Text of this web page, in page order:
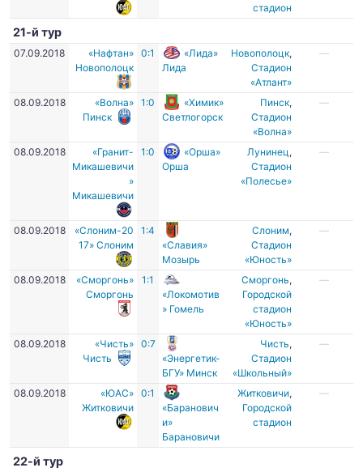
стадион
21-й тур
07.09.2018
«Нафтан»
Новополоцк
0:1
«Лида»
Лида
Новополоцк,
Стадион
«Атлант»
—
08.09.2018
«Волна»
Пинск
1:0
«Химик»
Светлогорск
Пинск,
Стадион
«Волна»
—
08.09.2018
«Гранит-
Микашевичи
»
Микашевичи
1:0
«Орша»
Орша
Лунинец ,
Стадион
«Полесье»
—
08.09.2018
«Слоним-20
17» Слоним
1:4
«Славия»
Мозырь
Слоним,
Стадион
«Юность»
—
08.09.2018
«Сморгонь»
Сморгонь
1:1
«Локомотив
» Гомель
Сморгонь,
Городской
стадион
«Юность»
—
08.09.2018
«Чисть»
Чисть
0:7
«Энергетик-
БГУ» Минск
Чисть,
Стадион
«Школьный»
—
08.09.2018
«ЮАС»
Житковичи
0:1
«Баранович
и»
Барановичи
Житковичи,
Городской
стадион
—
22-й тур